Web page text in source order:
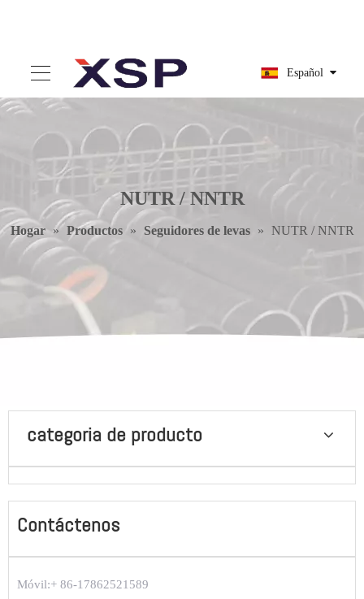
Español
NUTR / NNTR
Hogar » Productos » Seguidores de levas » NUTR / NNTR
categoria de producto
Contáctenos
Móvil:+ 86-17862521589